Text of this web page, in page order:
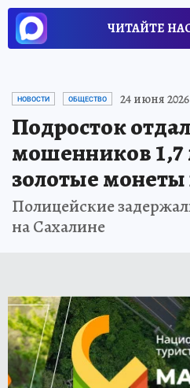
ЧИТАЙТЕ
НОВОСТИ ОБЩЕСТВО 24 июня 2026
Подросток
мошенников
золотые
Полицейские
на Сахалине